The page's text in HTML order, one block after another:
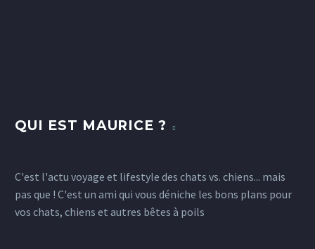
QUI EST MAURICE ?
C'est l'actu voyage et lifestyle des chats vs. chiens... mais
pas que ! C'est un ami qui vous déniche les bons plans pour
vos chats, chiens et autres bêtes à poils